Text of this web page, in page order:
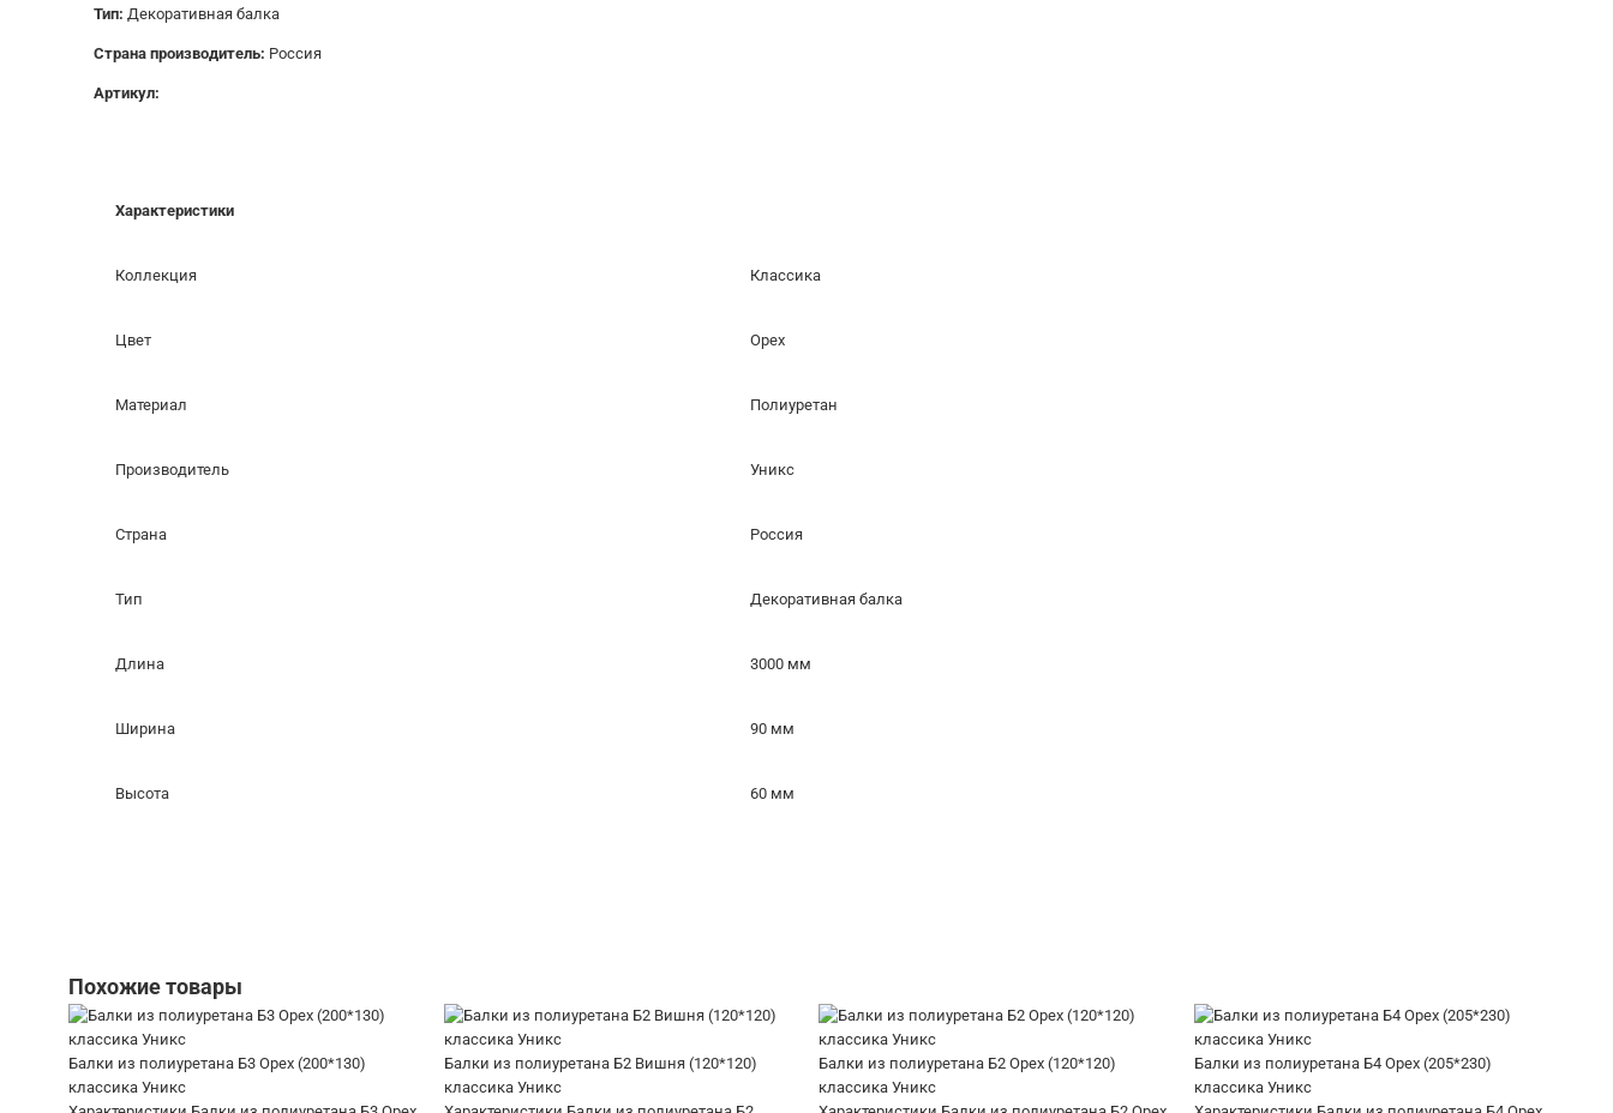
Тип: Декоративная балка
Страна производитель: Россия
Артикул:
Характеристики
Коллекция Классика
Цвет Орех
Материал Полиуретан
Производитель Уникс
Страна Россия
Тип Декоративная балка
Длина 3000 мм
Ширина 90 мм
Высота 60 мм
Похожие товары
Балки из полиуретана Б3 Орех (200*130)
классика Уникс
Балки из полиуретана Б2 Вишня (120*120)
классика Уникс
Балки из полиуретана Б2 Орех (120*120)
классика Уникс
Балки из полиуретана Б4 Орех (205*230)
классика Уникс